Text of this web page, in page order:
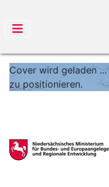
Cover wird geladen ...
zu positionieren.